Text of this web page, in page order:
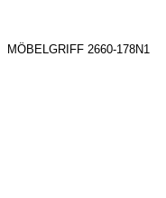
MÖBELGRIFF 2660-178N1